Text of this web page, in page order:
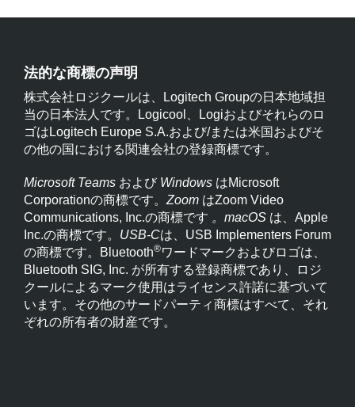
法的な商標の声明
株式会社ロジクールは、Logitech Groupの日本地域担
当の日本法人です。Logicool、Logiおよびそれらのロ
ゴはLogitech Europe S.A.および/または米国およびそ
の他の国における関連会社の登録商標です。
Microsoft Teams および Windows はMicrosoft
Corporationの商標です。 Zoom はZoom Video
Communications, Inc.の商標です 。macOS は、Apple
Inc.の商標です。 USB-Cは、USB Implementers Forum
の商標です。Bluetooth®ワードマークおよびロゴは、
Bluetooth SIG, Inc. が所有する登録商標であり、ロジ
クールによるマーク使用はライセンス許諾に基づいて
います。その他のサードパーティ商標はすべて、それ
ぞれの所有者の財産です。